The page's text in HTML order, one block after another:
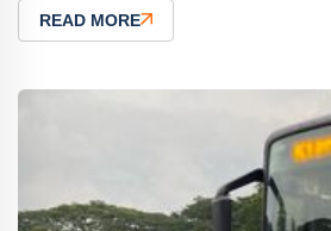
READ MORE